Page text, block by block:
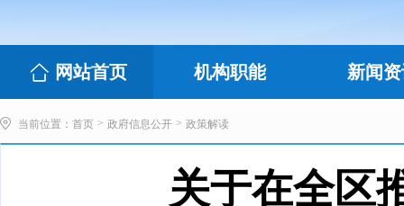
网站首页 机构职能 新闻
当前位置： 首页 > 政府信息公开 > 政策解读
关于在全区